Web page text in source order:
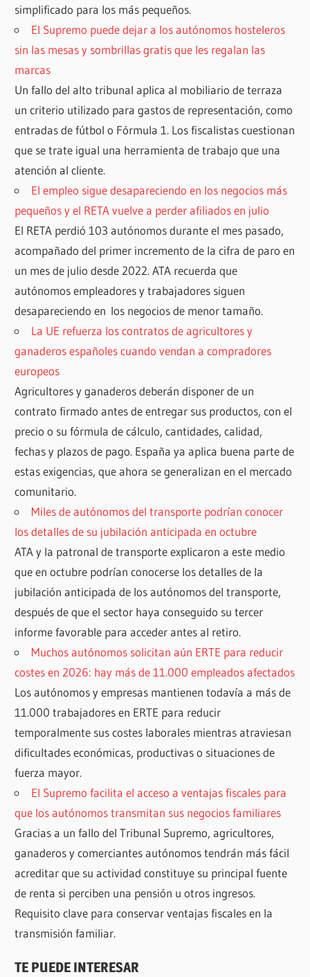
simplificado para los más pequeños.
El Supremo puede dejar a los autónomos hosteleros
sin las mesas y sombrillas gratis que les regalan las
marcas
Un fallo del alto tribunal aplica al mobiliario de terraza
un criterio utilizado para gastos de representación, como
entradas de fútbol o Fórmula 1. Los fiscalistas cuestionan
que se trate igual una herramienta de trabajo que una
atención al cliente.
El empleo sigue desapareciendo en los negocios más
pequeños y el RETA vuelve a perder afiliados en julio
El RETA perdió 103 autónomos durante el mes pasado,
acompañado del primer incremento de la cifra de paro en
un mes de julio desde 2022. ATA recuerda que
autónomos empleadores y trabajadores siguen
desapareciendo en los negocios de menor tamaño.
La UE refuerza los contratos de agricultores y
ganaderos españoles cuando vendan a compradores
europeos
Agricultores y ganaderos deberán disponer de un
contrato firmado antes de entregar sus productos, con el
precio o su fórmula de cálculo, cantidades, calidad,
fechas y plazos de pago. España ya aplica buena parte de
estas exigencias, que ahora se generalizan en el mercado
comunitario.
Miles de autónomos del transporte podrían conocer
los detalles de su jubilación anticipada en octubre
ATA y la patronal de transporte explicaron a este medio
que en octubre podrían conocerse los detalles de la
jubilación anticipada de los autónomos del transporte,
después de que el sector haya conseguido su tercer
informe favorable para acceder antes al retiro.
Muchos autónomos solicitan aún ERTE para reducir
costes en 2026: hay más de 11.000 empleados afectados
Los autónomos y empresas mantienen todavía a más de
11.000 trabajadores en ERTE para reducir
temporalmente sus costes laborales mientras atraviesan
dificultades económicas, productivas o situaciones de
fuerza mayor.
El Supremo facilita el acceso a ventajas fiscales para
que los autónomos transmitan sus negocios familiares
Gracias a un fallo del Tribunal Supremo, agricultores,
ganaderos y comerciantes autónomos tendrán más fácil
acreditar que su actividad constituye su principal fuente
de renta si perciben una pensión u otros ingresos.
Requisito clave para conservar ventajas fiscales en la
transmisión familiar.
TE PUEDE INTERESAR